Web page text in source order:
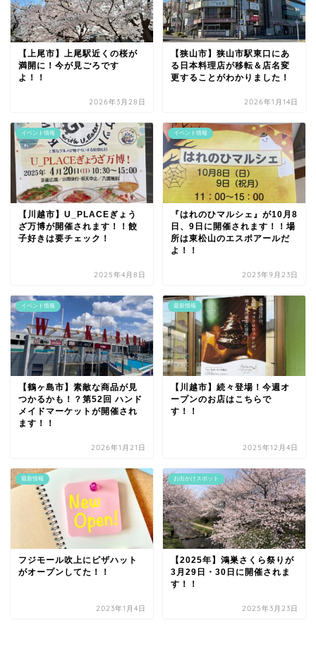
【上尾市】上尾駅近くの桜が
満開に！今が見ごろです
よ！！
2026年3月28日
【狭山市】狭山市駅東口にあ
る日本料理店が移転＆店名変
更することがわかりました！
2026年1月14日
イベント情報
【川越市】U_PLACEぎょう
ざ万博が開催されます！！餃
子好きは要チェック！
2025年4月8日
イベント情報
『はれのひマルシェ』が10月8
日、9日に開催されます！！場
所は東松山のエスポアールだ
よ！！
2023年9月23日
イベント情報
【鶴ヶ島市】素敵な商品が見
つかるかも！？第52回 ハンド
メイドマーケットが開催され
ます！！
2026年1月21日
最新情報
【川越市】続々登場！今週オ
ープンのお店はこちらで
す！！
2025年12月4日
最新情報
フジモール吹上にピザハット
がオープンしてた！！
2023年1月4日
お出かけスポット
【2025年】鴻巣さくら祭りが
3月29日・30日に開催されま
す！！
2025年3月23日